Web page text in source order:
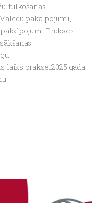
tulkošanas
pakalpojumi,
Prakses
laiks praksei2025.gada